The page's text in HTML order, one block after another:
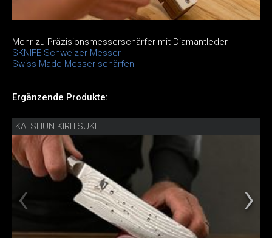
Mehr zu Präzisionsmesserschärfer mit Diamantleder
SKNIFE Schweizer Messer
Swiss Made Messer schärfen
Ergänzende Produkte:
KAI SHUN KIRITSUKE